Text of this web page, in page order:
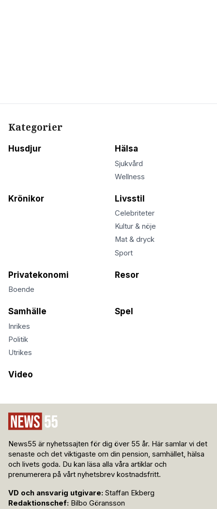
Kategorier
Husdjur Hälsa
Sjukvård
Wellness
Krönikor Livsstil
Celebriteter
Kultur & nöje
Mat & dryck
Sport
Privatekonomi
Boende
Resor
Samhälle
Inrikes
Politik
Utrikes
Spel
Video
News55 är nyhetssajten för dig över 55 år. Här samlar vi det
senaste och det viktigaste om din pension, samhället, hälsa
och livets goda. Du kan läsa alla våra artiklar och
prenumerera på vårt nyhetsbrev kostnadsfritt.
VD och ansvarig utgivare: Staffan Ekberg
Redaktionschef: Bilbo Göransson